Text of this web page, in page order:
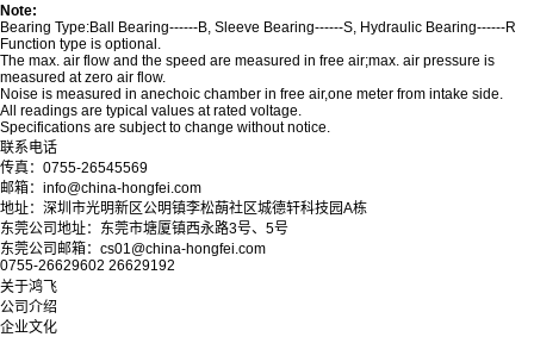
Note:
Bearing Type:Ball Bearing------B, Sleeve Bearing------S, Hydraulic Bearing------R
Function type is optional.
The max. air flow and the speed are measured in free air;max. air pressure is
measured at zero air flow.
Noise is measured in anechoic chamber in free air,one meter from intake side.
All readings are typical values at rated voltage.
Specifications are subject to change without notice.
联系电话
传真：0755-26545569
邮箱：info@china-hongfei.com
地址：深圳市光明新区公明镇李松蓢社区城德轩科技园A栋
东莞公司地址：东莞市塘厦镇西永路3号、5号
东莞公司邮箱：cs01@china-hongfei.com
0755-26629602 26629192
关于鸿飞
公司介绍
企业文化